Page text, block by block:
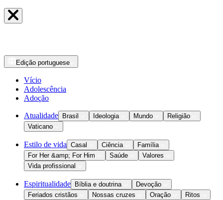
Edição portuguese
Vício
Adolescência
Adoção
Atualidade Brasil Ideologia Mundo
Religião
Vaticano
Estilo de vida Casal Ciência
Família
For Her &amp; For Him
Saúde
Valores
Vida profissional
Espiritualidade Bíblia e doutrina
Devoção
Feriados cristãos
Nossas cruzes Oração
Ritos